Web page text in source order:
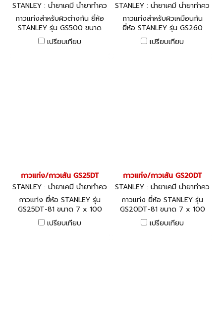
STANLEY : น้ำยาเคมี น้ำยาทำคว
ามสะอาด ซิลิโคน
กาวแท่งสำหรับผิวต่างกัน ยี่ห้อ
STANLEY รุ่น GS500 ขนาด
11.3 x 100 มม.
เปรียบเทียบ
STANLEY : น้ำยาเคมี น้ำยาทำคว
ามสะอาด ซิลิโคน
กาวแท่งสำหรับผิวเหมือนกัน
ยี่ห้อ STANLEY รุ่น GS260
ขนาด 11.3 x 100 มม.
เปรียบเทียบ
กาวแท่ง/กาวเส้น GS25DT
STANLEY : น้ำยาเคมี น้ำยาทำคว
ามสะอาด ซิลิโคน
กาวแท่ง ยี่ห้อ STANLEY รุ่น
GS25DT-81 ขนาด 7 x 100
มม.
เปรียบเทียบ
กาวแท่ง/กาวเส้น GS20DT
STANLEY : น้ำยาเคมี น้ำยาทำคว
ามสะอาด ซิลิโคน
กาวแท่ง ยี่ห้อ STANLEY รุ่น
GS20DT-81 ขนาด 7 x 100
มม.
เปรียบเทียบ